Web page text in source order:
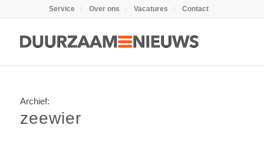
Service Over ons Vacatures Contact
Archief:
zeewier